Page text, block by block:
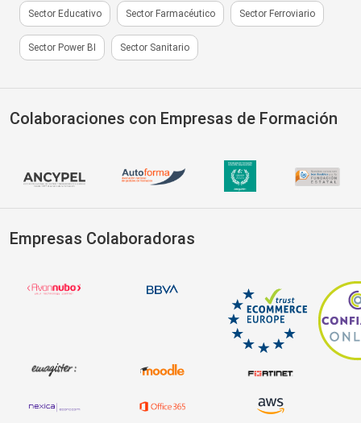
Sector Educativo Sector Farmacéutico Sector Ferroviario
Sector Power BI Sector Sanitario
Colaboraciones con Empresas de Formación
Empresas Colaboradoras